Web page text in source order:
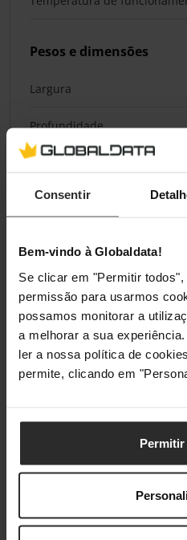
Consentir
Bem-vindo à Globaldata!
Se clicar em "Permitir
permissão para usarmos
possamos monitorar a
a melhorar a sua
ler a nossa política de
permite, clicando em
Pesos e dimensões
Largura
Profundidade
Altura
Embalagem
Comprimento da embalagem
Profundidade da embalagem
Altura da embalagem
Peso da embalagem
Quantidade por conjunto